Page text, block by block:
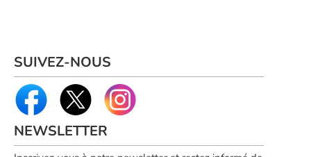
SUIVEZ-NOUS
NEWSLETTER